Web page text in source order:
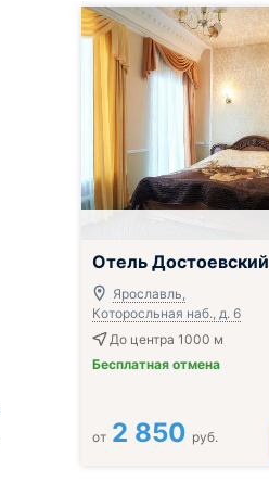
Отель Достоевский
Ярославль,
Которосльная наб., д. 6
До центра 1000 м
Бесплатная отмена
от 2 850 руб.